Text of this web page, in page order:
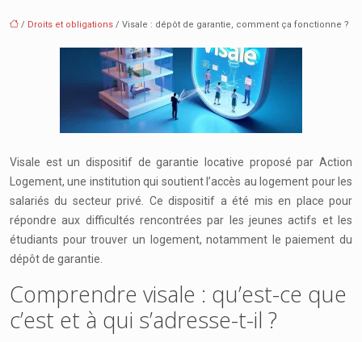
/ Droits et obligations / Visale : dépôt de garantie, comment ça fonctionne ?
Visale est un dispositif de garantie locative proposé par Action
Logement, une institution qui soutient l’accès au logement pour les
salariés du secteur privé. Ce dispositif a été mis en place pour
répondre aux difficultés rencontrées par les jeunes actifs et les
étudiants pour trouver un logement, notamment le paiement du
dépôt de garantie.
Comprendre visale : qu’est-ce que
c’est et à qui s’adresse-t-il ?